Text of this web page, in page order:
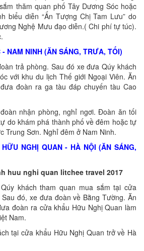
thăm quan phố Tây Dương Sóc hoặc
biểu diễn “Ấn Tượng Chị Tam Lưu” do
Nghệ Mưu đạo diễn.( Chi phí tự túc).
NAM NINH (ĂN SÁNG, TRƯA, TỐI)
trả phòng. Sau đó xe đưa Qúy khách
với khu du lịch Thế giới Ngoại Viên. Ăn
đoàn ra ga tàu đáp chuyến tàu Cao
nhận phòng, nghỉ ngơi. Đoàn ăn tối
do khám phá thành phố về đêm hoặc tự
Trung Sơn. Nghỉ đêm ở Nam Ninh.
NGHỊ QUAN - HÀ NỘI (ĂN SÁNG,
khách tham quan mua sắm tại cửa
đó, xe đưa đoàn về Bằng Tường. Ăn
đoàn ra cửa khẩu Hữu Nghị Quan làm
Nam.
tại cửa khẩu Hữu Nghị Quan trở về Hà